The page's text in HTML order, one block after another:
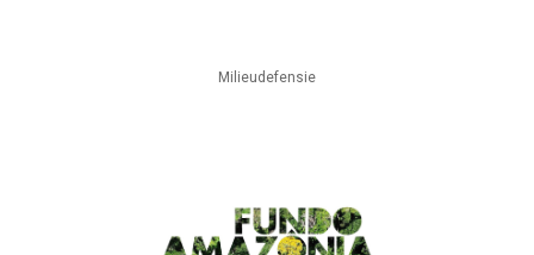
Milieudefensie